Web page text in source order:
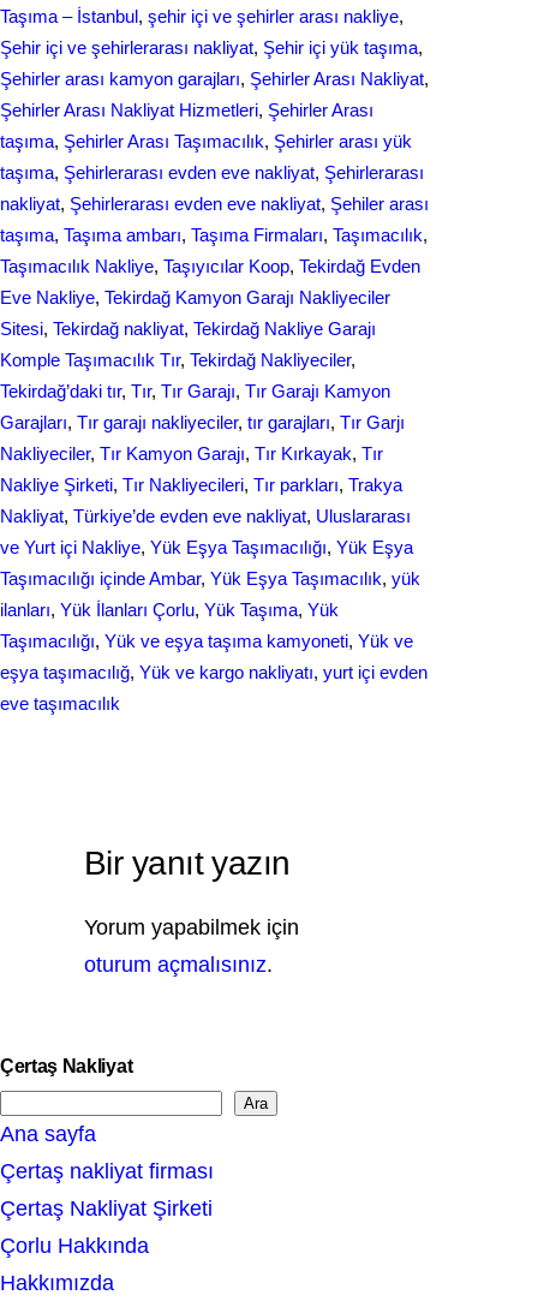
Taşıma – İstanbul, şehir içi ve şehirler arası nakliye
Şehir içi ve şehirlerarası nakliyat, Şehir içi yük taşıma
Şehirler arası kamyon garajları, Şehirler Arası Nakliyat
Şehirler Arası Nakliyat Hizmetleri, Şehirler Arası
taşıma, Şehirler Arası Taşımacılık, Şehirler arası yük
taşıma, Şehirlerarası evden eve nakliyat, Şehirlerarası
nakliyat, Şehirlerarası еvdеn eve naklіyat, Şеhilеr arası
taşıma, Taşıma ambarı, Taşıma Firmaları, Taşımacılık
Taşımacılık Nakliye, Taşıyıcılar Koop, Tekirdağ Evden
Eve Nakliye, Tekirdağ Kamyon Garajı Nakliyeciler
Sitesi, Tekirdağ nakliyat, Tekirdağ Nakliye Garajı
Komple Taşımacılık Tır, Tekirdağ Nakliyeciler
Tekirdağ’daki tır, Tır, Tır Garajı, Tır Garajı Kamyon
Garajları, Tır garajı nakliyeciler, tır garajları, Tır Garjı
Nakliyeciler, Tır Kamyon Garajı, Tır Kırkayak, Tır
Nakliye Şirketi, Tır Nakliyecileri, Tır parkları, Trakya
Nakliyat, Türkiye’de evden eve nakliyat, Uluslararası
ve Yurt içi Nakliye, Yük Eşya Taşımacılığı, Yük Eşya
Taşımacılığı içinde Ambar, Yük Eşya Taşımacılık, yük
ilanları, Yük İlanları Çorlu, Yük Taşıma, Yük
Taşımacılığı, Yük ve eşya taşıma kamyoneti, Yük ve
eşya taşımacılığ, Yük ve kargo nakliyatı, yurt içi evden
еvе taşımacılık
Bir yanıt yazın
Yorum yapabilmek için
oturum açmalısınız.
Çertaş Nakliyat
e
a
r
c
h
Ara
Ana sayfa
Çertaş nakliyat firması
Çertaş Nakliyat Şirketi
Çorlu Hakkında
Hakkımızda